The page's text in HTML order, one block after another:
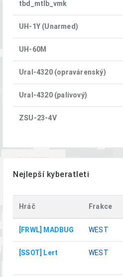
tbd_mtlb_vmk
UH-1Y (Unarmed)
UH-60M
Ural-4320 (opravárenský)
Ural-4320 (palivový)
ZSU-23-4V
Nejlepší kyberatleti
Hráč Frakce
[FRWL] MADBUG WEST
[SSOT] Lert WEST